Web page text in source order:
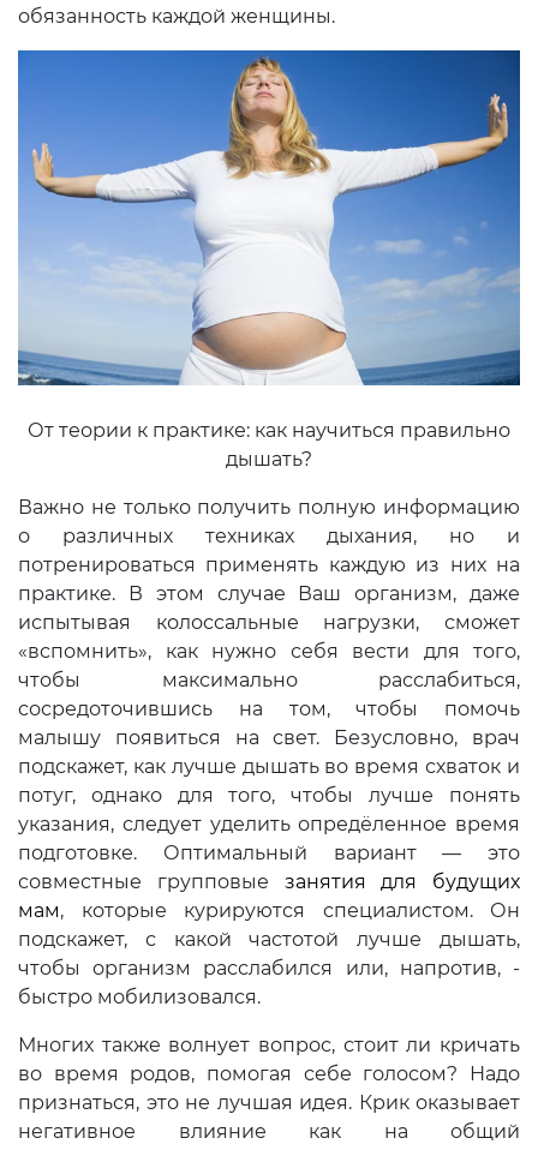
обязанность каждой женщины.
От теории к практике: как научиться правильно
дышать?
Важно не только получить полную информацию
о различных техниках дыхания, но и
потренироваться применять каждую из них на
практике. В этом случае Ваш организм, даже
испытывая колоссальные нагрузки, сможет
«вспомнить», как нужно себя вести для того,
чтобы максимально расслабиться,
сосредоточившись на том, чтобы помочь
малышу появиться на свет. Безусловно, врач
подскажет, как лучше дышать во время схваток и
потуг, однако для того, чтобы лучше понять
указания, следует уделить опредёленное время
подготовке. Оптимальный вариант — это
совместные групповые занятия для будущих
мам, которые курируются специалистом. Он
подскажет, с какой частотой лучше дышать,
чтобы организм расслабился или, напротив, -
быстро мобилизовался.
Многих также волнует вопрос, стоит ли кричать
во время родов, помогая себе голосом? Надо
признаться, это не лучшая идея. Крик оказывает
негативное влияние как на общий